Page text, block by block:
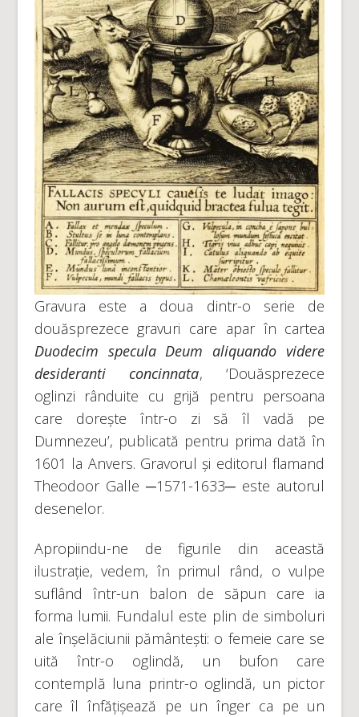
Gravura este a doua dintr-o serie de
douăsprezece gravuri care apar în cartea
Duodecim specula Deum aliquando videre
desideranti concinnata, ‘Douăsprezece
oglinzi rânduite cu grijă pentru persoana
care dorește într-o zi să îl vadă pe
Dumnezeu’, publicată pentru prima dată în
1601 la Anvers. Gravorul și editorul flamand
Theodoor Galle ─1571-1633─ este autorul
desenelor.
Apropiindu-ne de figurile din această
ilustrație, vedem, în primul rând, o vulpe
suflând într-un balon de săpun care ia
forma lumii. Fundalul este plin de simboluri
ale înșelăciunii pământești: o femeie care se
uită într-o oglindă, un bufon care
contemplă luna printr-o oglindă, un pictor
care îl înfățișează pe un înger ca pe un